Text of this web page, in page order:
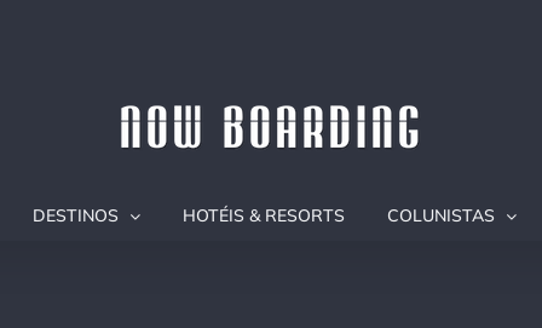
DESTINOS HOTÉIS & RESORTS COLUNISTAS